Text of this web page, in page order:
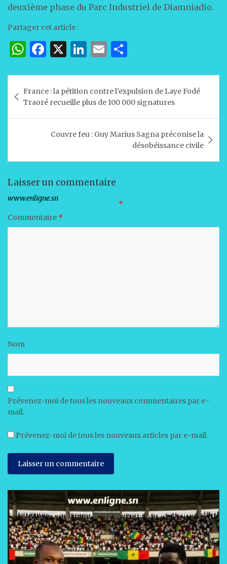
deuxième phase du Parc Industriel de Diamniadio.
Partager cet article :
W
at
s
A
F
c
e
b
o
k
X
Li
k
e
dI
n
E
ai
l
ta
g
er
de
l’article
France : la pétition contre l’expulsion de Laye Fodé
Traoré recueille plus de 100 000 signatures
Couvre feu : Guy Marius Sagna préconise la
désobéissance civile
Laisser un commentaire
Votre adresse e-mail ne sera pas publiée.
Les champs obligatoires sont indiqués avec *
Commentaire *
Nom
Prévenez-moi de tous les nouveaux commentaires par e-
mail.
Prévenez-moi de tous les nouveaux articles par e-mail.